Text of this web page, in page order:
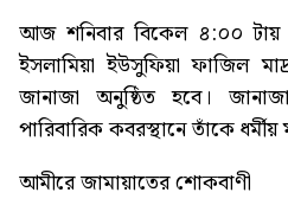
আজ শনিবার বিকেল ৪:০০ টায়
ইসলামিয়া ইউসুফিয়া ফাজিল
জানাজা অনুষ্ঠিত হবে।
পারিবারিক কবরস্থানে তাঁকে
আমীরে জামায়াতের শোকবাণী